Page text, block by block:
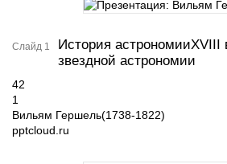
Слайд 1
История астрономииXVIII
звездной астрономии
42
1
Вильям Гершель(1738-1822)
pptcloud.ru